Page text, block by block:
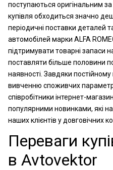
поступаються оригінальним
купівля обходиться значно
періодичні поставки деталей
автомобілей марки ALFA
підтримувати товарні запаси
поставляти більше половини
наявності. Завдяки
вивченню споживчих
співробітники інтернет-
популярними новинками, які
наших клієнтів у довговічних
Переваги
в Avtovektor